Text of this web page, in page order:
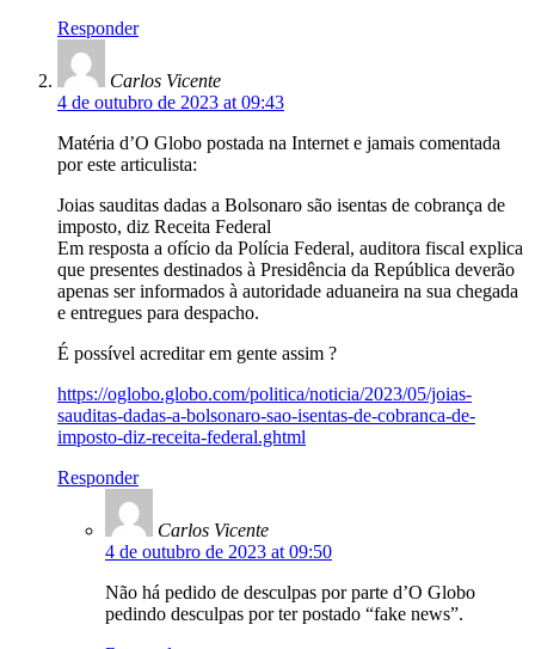
Responder
Carlos Vicente
4 de outubro de 2023 at 09:43
Matéria d’O Globo postada na Internet e jamais comentada
por este articulista:
Joias sauditas dadas a Bolsonaro são isentas de cobrança de
imposto, diz Receita Federal
Em resposta a ofício da Polícia Federal, auditora fiscal explica
que presentes destinados à Presidência da República deverão
apenas ser informados à autoridade aduaneira na sua chegada
e entregues para despacho.
É possível acreditar em gente assim ?
https://oglobo.globo.com/politica/noticia/2023/05/joias-
sauditas-dadas-a-bolsonaro-sao-isentas-de-cobranca-de-
imposto-diz-receita-federal.ghtml
Responder
Carlos Vicente
4 de outubro de 2023 at 09:50
Não há pedido de desculpas por parte d’O Globo
pedindo desculpas por ter postado “fake news”.